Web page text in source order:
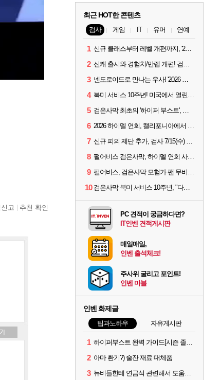
고 추천 확인
최근 HOT한 콘텐츠
검사 게임 IT 유머 연예
1 신규 클래스부터 레벨 개편까지, '2026 검은사막 하이델 연회' 총정리
2 신캐 출시와 경험치/만렙 개편! 검사 2026 하이델 연회 모아보기
3 넨도로이드로 만나는 우사! '2026 하이델 연회' 막바지 깜짝 공개
4 북미 서비스 10주년! 미국에서 열린 '검은사막 하이델 연회'
5 검은사막 최초의 '하이퍼 부스트', 직접 해봤습니다
6 2026 하이델 연회, 캘리포니아에서 개최
7 신규 피의 제단 추가, 검사 7/15(수) 패치 핵심 정리
8 펄어비스 검은사막, 하이델 연회 사전 이벤트 시작
9 펄어비스, 검은사막 모험가 팬 무비 '마디걸스' 글로벌 상영회 개최
10 검은사막 북미 서비스 10주년, "다음 10년도 우리만의 액션으로"
PC 견적이 궁금하다면?
IT인벤 견적게시판
매일매일,
인벤 출석체크!
주사위 굴리고 포인트!
인벤 마블
인벤 화제글
팁과노하우 자유게시판
1 하이퍼부스트 완벽 가이드[시즌 졸업 부터 공방합 750까지] _ 21시간 26분 컷 성장 꿀팁 총 정리
2 아마 환기?) 술잔 재료 대체품
3 뉴비들한테 연금석 관련해서 도움이 될까해서..(벨의심장 등)